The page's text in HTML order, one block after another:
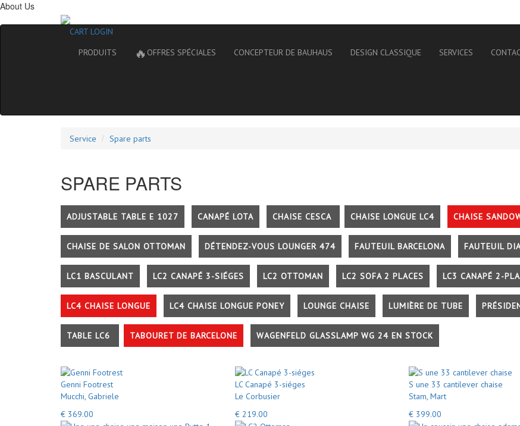
About Us
CART LOGIN
PRODUITS
🔥 OFFRES SPÉCIALES CONCEPTEUR DE BAUHAUS DESIGN CLASSIQUE SERVICES
Service Spare parts
SPARE PARTS
ADJUSTABLE TABLE E 1027 CANAPÉ LOTA CHAISE CESCA CHAISE LONGUE LC4 CHAISE
CHAISE DE SALON OTTOMAN DÉTENDEZ-VOUS LOUNGER 474 FAUTEUIL BARCELONA FAUTEUIL
LC1 BASCULANT LC2 CANAPÉ 3-SIÉGES LC2 OTTOMAN LC2 SOFA 2 PLACES LC3 CANAPÉ 2-
LC4 CHAISE LONGUE LC4 CHAISE LONGUE PONEY LOUNGE CHAISE LUMIÈRE DE TUBE
TABLE LC6 TABOURET DE BARCELONE WAGENFELD GLASSLAMP WG 24 EN STOCK
Genni Footrest
Mucchi, Gabriele
€ 369.00
LC Canapé 3-siéges
Le Corbusier
€ 219.00
S une 33 cantilever chaise
Stam, Mart
€ 399.00